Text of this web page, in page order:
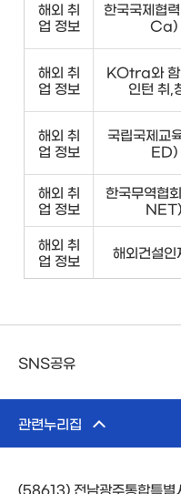
해외 취
업 정보
한국국제협
Ca)
해외 취
업 정보
KOtra와 함
인턴 취,
해외 취
업 정보
국립국제교
ED)
해외 취
업 정보
한국무역협
NET)
해외 취
업 정보
해외건설인
SNS공유
관련누리집
(58613) 전남광주통합특별